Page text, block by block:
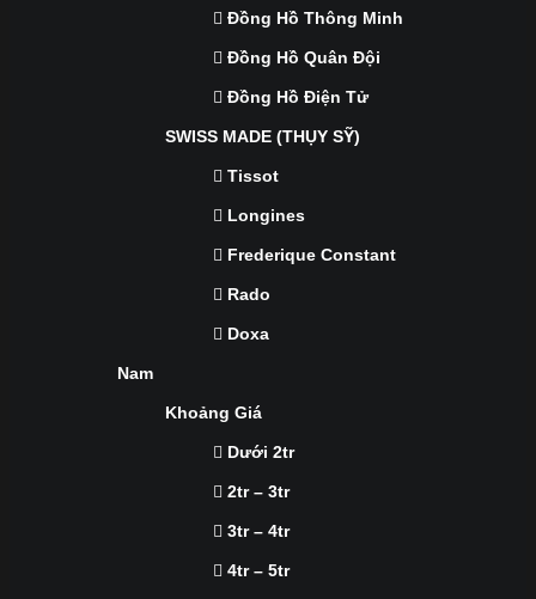
Đồng Hồ Thông Minh
Đồng Hồ Quân Đội
Đồng Hồ Điện Tử
SWISS MADE (THỤY SỸ)
Tissot
Longines
Frederique Constant
Rado
Doxa
Nam
Khoảng Giá
Dưới 2tr
2tr – 3tr
3tr – 4tr
4tr – 5tr